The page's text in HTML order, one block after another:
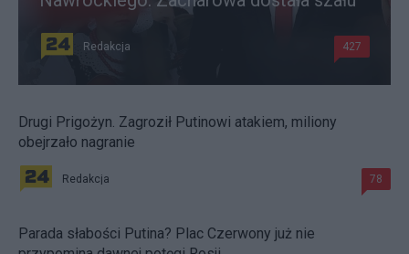
Redakcja 427
Drugi Prigożyn. Zagroził Putinowi atakiem, miliony
obejrzało nagranie
Redakcja 78
Parada słabości Putina? Plac Czerwony już nie